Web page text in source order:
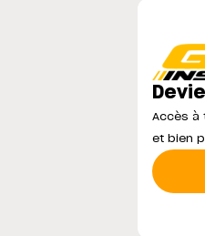
et vise un retour en
Accès à
et bien